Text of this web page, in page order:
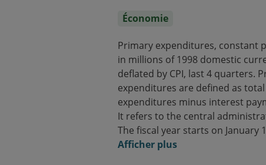
Économie
Primary expenditures, constant
in millions of 1998 domestic
deflated by CPI, last 4 quarters.
expenditures are defined as total
expenditures minus interest
It refers to the central
The fiscal year starts on January
Afficher plus